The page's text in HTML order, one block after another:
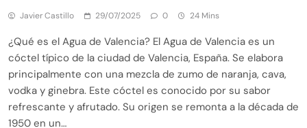
Javier Castillo 29/07/2025 0 24 Mins
¿Qué es el Agua de Valencia? El Agua de Valencia es un
cóctel típico de la ciudad de Valencia, España. Se elabora
principalmente con una mezcla de zumo de naranja, cava,
vodka y ginebra. Este cóctel es conocido por su sabor
refrescante y afrutado. Su origen se remonta a la década de
1950 en un…